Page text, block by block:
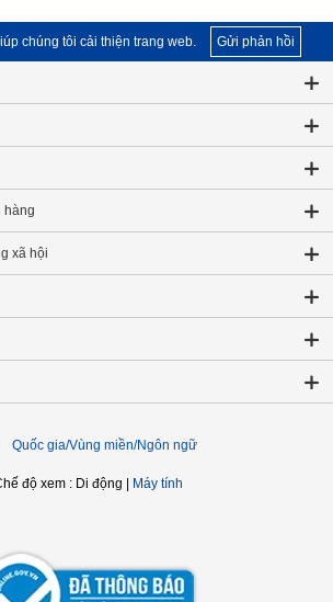
chúng tôi cải thiện trang web. Gửi phản hồi
hàng
xã hội
Quốc gia/Vùng miền/Ngôn ngữ
độ xem: Di động Máy tính